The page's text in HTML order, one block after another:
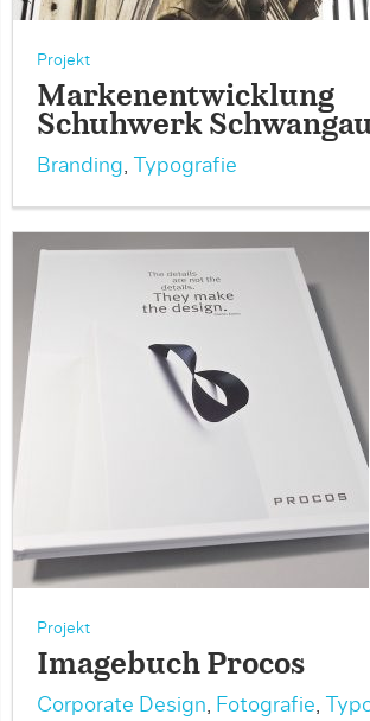
Projekt
Markenentwicklung
Schuhwerk
Branding, Typografie
Projekt
Imagebuch Procos
Corporate Design, Fotografie,